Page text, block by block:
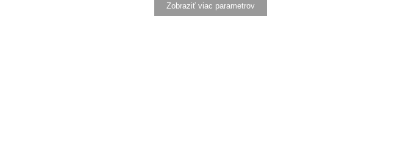
Selle Royal Sport WideZobraziť viac parametrov